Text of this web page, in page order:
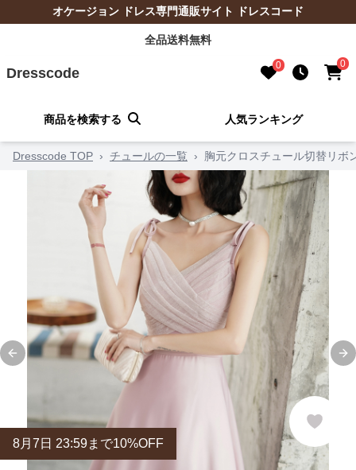
オケージョン ドレス専門通販サイト ドレスコード
全品送料無料
Dresscode 0 0
商品を検索する 人気ランキング
Dresscode TOP › チュールの一覧 › 胸元クロスチュール切替リボ
Previous slide
8月 7 日 23:59まで10%OFF